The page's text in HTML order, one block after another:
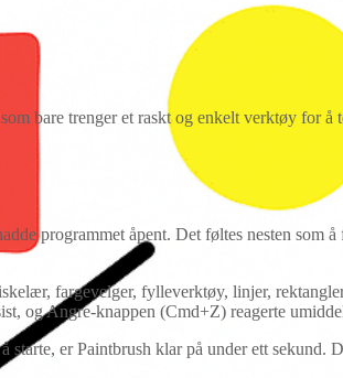
bare trenger et raskt og enkelt verktøy for å
programmet åpent. Det føltes nesten som
fargevelger, fylleverktøy, linjer,
og Angre-knappen (Cmd+Z) reagerte
er Paintbrush klar på under ett sekund.